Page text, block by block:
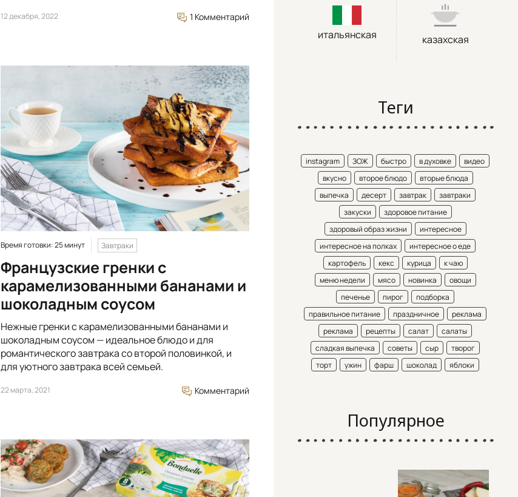
12 декабря, 2022 1 Комментарий
Время готовки: 25 минут Завтраки
Французские гренки с
карамелизованными бананами и
шоколадным соусом
Нежные гренки с карамелизованными бананами и
шоколадным соусом — идеальное блюдо и для
романтического завтрака со второй половинкой, и
для уютного завтрака всей семьей.
22 марта, 2021 Комментарий
итальянская казахская
Теги
instagram ЗОЖ быстро в духовке
видео
вкусно
второе блюдо
вторые блюда
выпечка
десерт завтрак
завтраки
закуски
здоровое питание
здоровый образ жизни
интересное
интересное на полках
интересное о еде
картофель
кекс курица
к чаю
меню недели
мясо новинка
овощи
печенье
пирог
подборка
правильное питание
праздничное
реклама
реклама
рецепты салат
салаты
сладкая выпечка
советы сыр
творог
торт
ужин фарш шоколад яблоки
Популярное